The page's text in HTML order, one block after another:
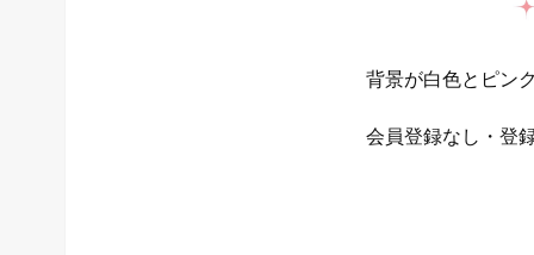
背景が白色とピン
会員登録なし・登